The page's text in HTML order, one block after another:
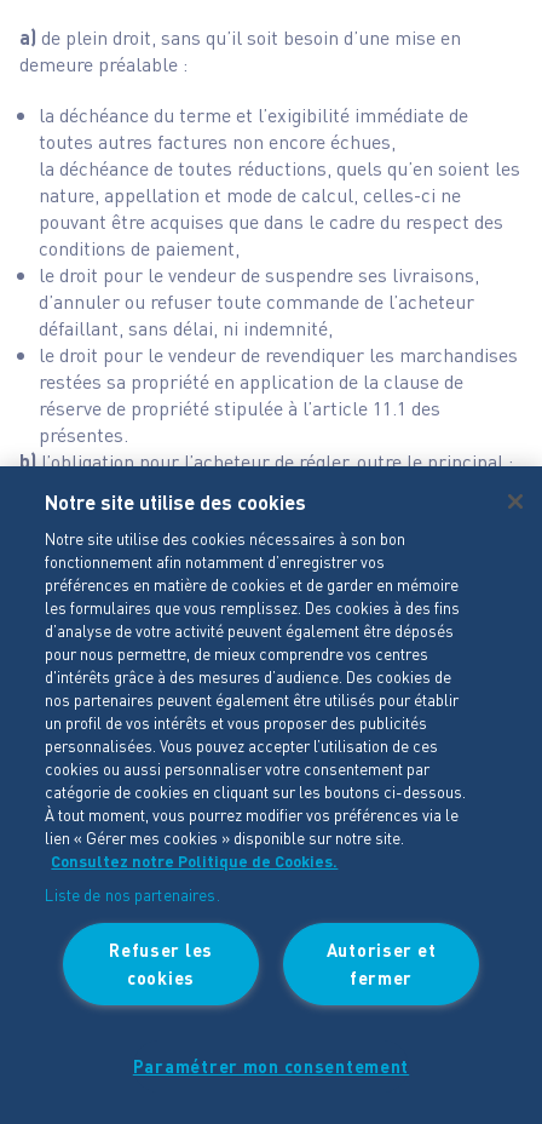
a) de plein droit, sans qu’il soit besoin d’une mise en
demeure préalable :
la déchéance du terme et l’exigibilité immédiate de
toutes autres factures non encore échues,
la déchéance de toutes réductions, quels qu’en soient les
nature, appellation et mode de calcul, celles-ci ne
pouvant être acquises que dans le cadre du respect des
conditions de paiement,
le droit pour le vendeur de suspendre ses livraisons,
d’annuler ou refuser toute commande de l’acheteur
défaillant, sans délai, ni indemnité,
le droit pour le vendeur de revendiquer les marchandises
restées sa propriété en application de la clause de
réserve de propriété stipulée à l’article 11.1 des
présentes.
b)l’obligation pour l’acheteur de régler, outre le principal :
un intérêt de retard calculé en appliquant, à compter de
la date d’échéance non respectée, sur l’intégralité des
sommes dues et devenues exigibles, un taux égal au taux
d’intérêt appliqué par la Banque centrale européenne à
son opération de refinancement la plus récente (du 1er
janvier ou du 1er juillet de l’année concernée) connue à la
date d’échéance non respectée, majoré de 10 points de
pourcentage,
une indemnité forfaitaire de 40€ pour frais de
recouvrement et, sur présentation de justificatifs, une
indemnité
complémentaire correspondant aux frais de
recouvrement exposés au-delà de ce montant forfaitaire
(article L.441-6 du Code de commerce français),
à titre de clause pénale, une indemnité forfaitaire égale à
15 % de l’intégralité des sommes dues et/ou
rendues exigibles par l’effet de la déchéance du terme.
Ces différentes sommes seront, soit déduites des sommes
éventuellement dues à l’acheteur, soit facturées.
Notre site utilise des cookies
Notre site utilise des cookies nécessaires à son bon
fonctionnement afin notamment d’enregistrer vos
préférences en matière de cookies et de garder en mémoire
les formulaires que vous remplissez. Des cookies à des fins
d’analyse de votre activité peuvent également être déposés
pour nous permettre, de mieux comprendre vos centres
d'intérêts grâce à des mesures d’audience. Des cookies de
nos partenaires peuvent également être utilisés pour établir
un profil de vos intérêts et vous proposer des publicités
personnalisées. Vous pouvez accepter l’utilisation de ces
cookies ou aussi personnaliser votre consentement par
catégorie de cookies en cliquant sur les boutons ci-dessous.
À tout moment, vous pourrez modifier vos préférences via le
lien « Gérer mes cookies » disponible sur notre site.
Consultez notre Politique de Cookies.
Liste de nos partenaires.
Autoriser et
fermer
Refuser les
cookies
Paramétrer mon consentement